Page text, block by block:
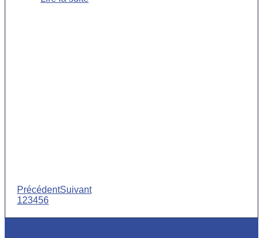
PrécédentSuivant
123456